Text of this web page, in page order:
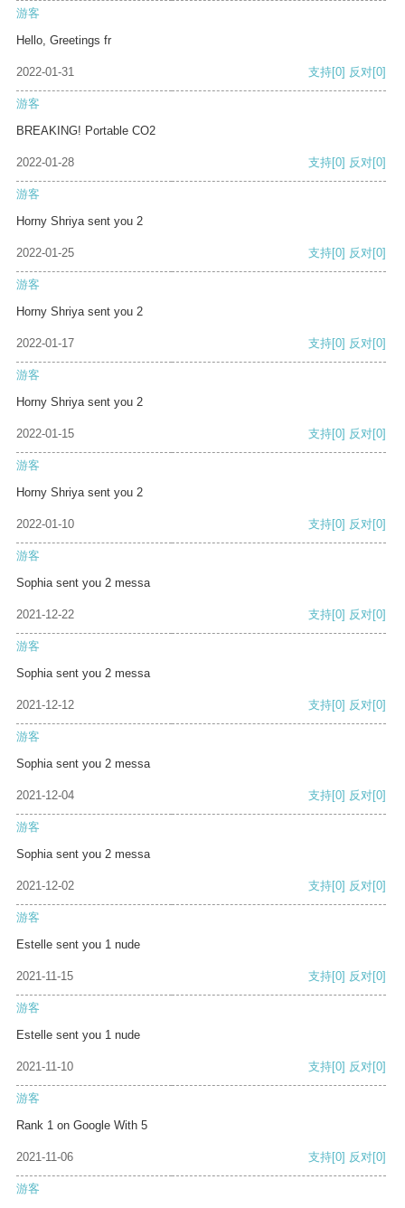
游客
Hello, Greetings fr
2022-01-31 支持[0] 反对[0]
游客
BREAKING! Portable CO2
2022-01-28 支持[0] 反对[0]
游客
Horny Shriya sent you 2
2022-01-25 支持[0] 反对[0]
游客
Horny Shriya sent you 2
2022-01-17 支持[0] 反对[0]
游客
Horny Shriya sent you 2
2022-01-15 支持[0] 反对[0]
游客
Horny Shriya sent you 2
2022-01-10 支持[0] 反对[0]
游客
Sophia sent you 2 messa
2021-12-22 支持[0] 反对[0]
游客
Sophia sent you 2 messa
2021-12-12 支持[0] 反对[0]
游客
Sophia sent you 2 messa
2021-12-04 支持[0] 反对[0]
游客
Sophia sent you 2 messa
2021-12-02 支持[0] 反对[0]
游客
Estelle sent you 1 nude
2021-11-15 支持[0] 反对[0]
游客
Estelle sent you 1 nude
2021-11-10 支持[0] 反对[0]
游客
Rank 1 on Google With 5
2021-11-06 支持[0] 反对[0]
游客